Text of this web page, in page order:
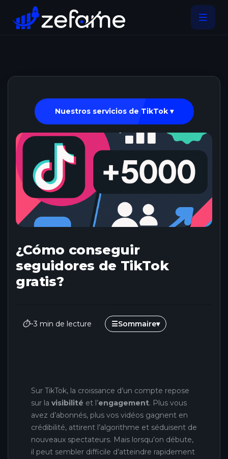
Nuestros servicios de TikTok ▾
¿Cómo conseguir
seguidores de TikTok
gratis?
⏱~3 min de lecture ☰Sommaire▾
Sur TikTok, la croissance d’un compte repose
sur la visibilité et l’engagement. Plus vous
avez d’abonnés, plus vos vidéos gagnent en
crédibilité, attirent l’algorithme et séduisent de
nouveaux spectateurs. Mais lorsqu’on débute,
il peut sembler difficile d’atteindre rapidement